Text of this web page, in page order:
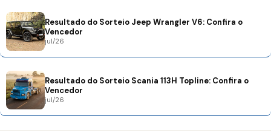
Resultado do Sorteio Jeep Wrangler V6: Confira o
Vencedor
jul/26
Resultado do Sorteio Scania 113H Topline: Confira o
Vencedor
jul/26